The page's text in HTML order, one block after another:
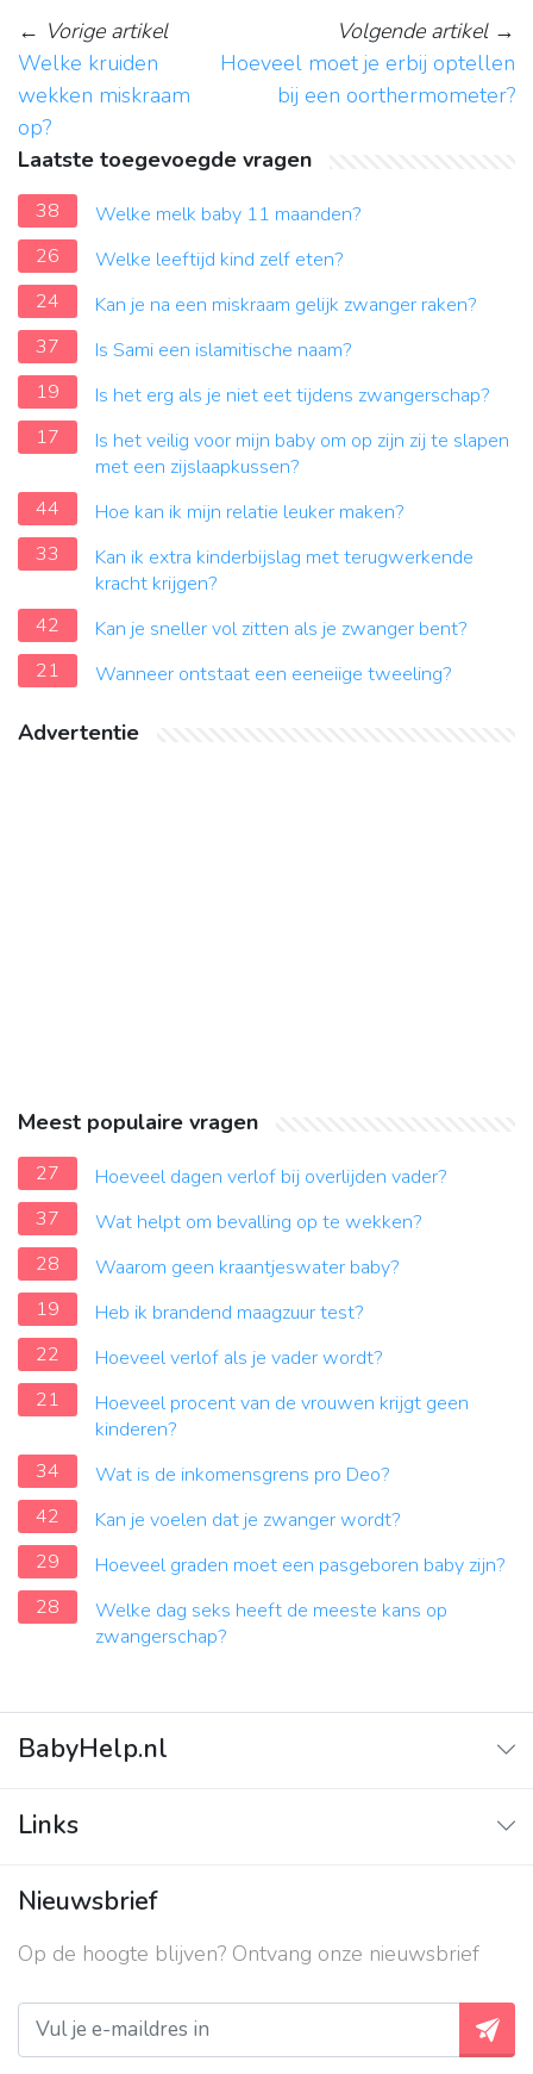
← Vorige artikel
Welke kruiden
wekken miskraam
op?
Volgende artikel→
Hoeveel moet je erbij optellen
bij een oorthermometer?
Laatste toegevoegde vragen
38
Welke melk baby 11 maanden?
26
Welke leeftijd kind zelf eten?
24
Kan je na een miskraam gelijk zwanger raken?
37
Is Sami een islamitische naam?
19
Is het erg als je niet eet tijdens zwangerschap?
17
Is het veilig voor mijn baby om op zijn zij te slapen
met een zijslaapkussen?
44
Hoe kan ik mijn relatie leuker maken?
33
Kan ik extra kinderbijslag met terugwerkende
kracht krijgen?
42
Kan je sneller vol zitten als je zwanger bent?
21
Wanneer ontstaat een eeneiige tweeling?
Advertentie
Meest populaire vragen
27
Hoeveel dagen verlof bij overlijden vader?
37
Wat helpt om bevalling op te wekken?
28
Waarom geen kraantjeswater baby?
19
Heb ik brandend maagzuur test?
22
Hoeveel verlof als je vader wordt?
21
Hoeveel procent van de vrouwen krijgt geen
kinderen?
34
Wat is de inkomensgrens pro Deo?
42
Kan je voelen dat je zwanger wordt?
29
Hoeveel graden moet een pasgeboren baby zijn?
28
Welke dag seks heeft de meeste kans op
zwangerschap?
BabyHelp.nl
Vraag & Antwoord
Links
Contact
Over ons
Privacy beleid
Nieuwsbrief
Op de hoogte blijven? Ontvang onze nieuwsbrief